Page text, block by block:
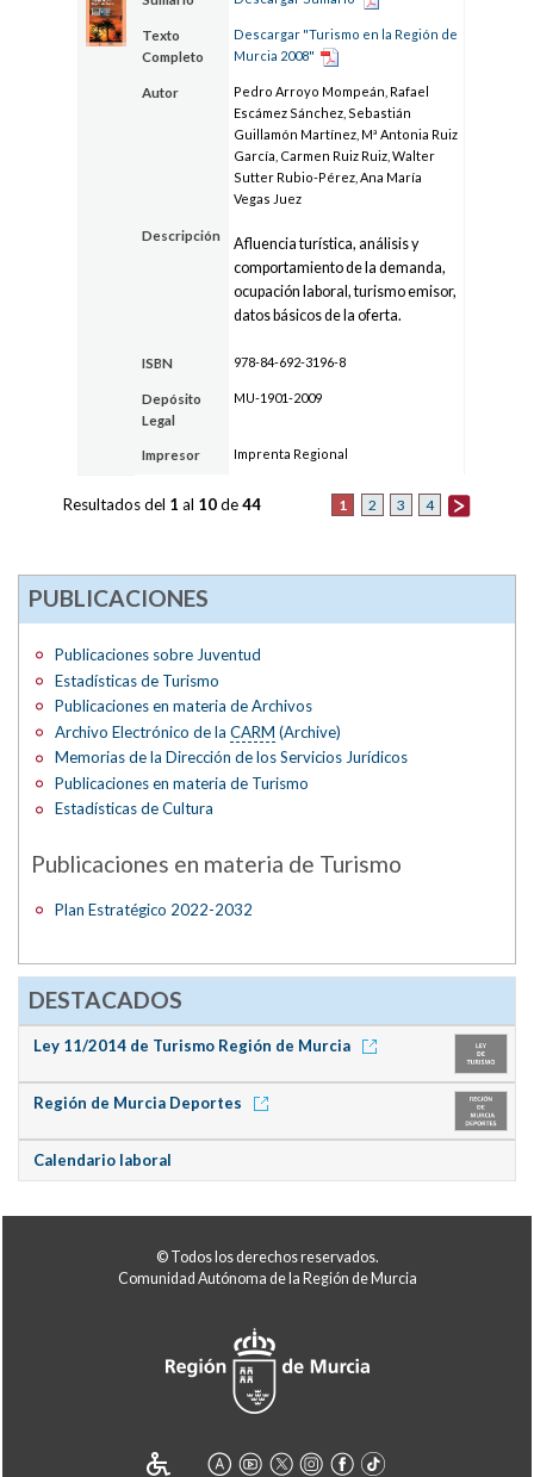
Texto
Completo
Descargar "Turismo en la Región de
Murcia 2008"
Autor
Pedro Arroyo Mompeán, Rafael
Escámez Sánchez, Sebastián
Guillamón Martínez, Mª Antonia Ruiz
García, Carmen Ruiz Ruiz, Walter
Sutter Rubio-Pérez, Ana María
Vegas Juez
Descripción
Afluencia turística, análisis y
comportamiento de la demanda,
ocupación laboral, turismo emisor,
datos básicos de la oferta.
ISBN 978-84-692-3196-8
Depósito
Legal
MU-1901-2009
Impresor Imprenta Regional
1 2 3 4
Resultados del 1 al 10de44
PUBLICACIONES
Publicaciones sobre Juventud
Estadísticas de Turismo
Publicaciones en materia de Archivos
Archivo Electrónico de laCARM (Archive)
Memorias de la Dirección de los Servicios Jurídicos
Publicaciones en materia de Turismo
Estadísticas de Cultura
Publicaciones en materia de Turismo
Plan Estratégico 2022-2032
DESTACADOS
Ley 11/2014 de Turismo Región de Murcia
Región de Murcia Deportes
Calendario laboral
© Todos los derechos reservados.
Comunidad Autónoma de la Región de Murcia